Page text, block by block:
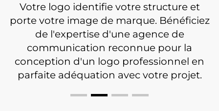
Votre logo identifie votre structure et
porte votre image de marque. Bénéficiez
de l'expertise d'une agence de
communication reconnue pour la
conception d'un logo professionnel en
parfaite adéquation avec votre projet.